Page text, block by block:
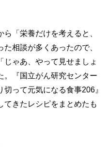
「栄養だけを考えると、
相談が多くあったので、
ゃあ、やって見せましょ
。『国立がん研究センター
って元気になる食事206』
てきたレシピをまとめたも